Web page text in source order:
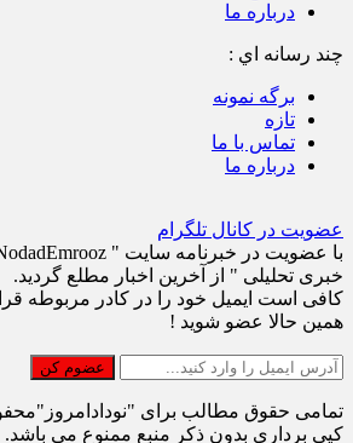
درباره ما
چند رسانه اي :
برگه نمونه
تازه
تماس با ما
درباره ما
عضویت در کانال تلگرام
خبری تحلیلی " از آخرین اخبار مطلع گردید.
کافی است ایمیل خود را در کادر مربوطه
همین حالا عضو شوید !
تمامی حقوق مطالب برای
کپی برداری بدون ذکر منبع ممنوع می باشد.